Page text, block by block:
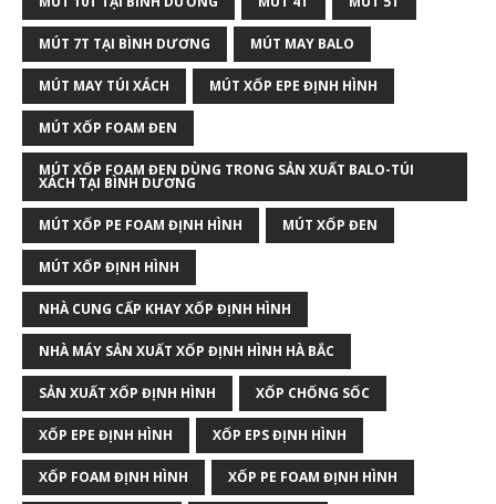
MÚT 7T TẠI BÌNH DƯƠNG MÚT MAY BALO
MÚT MAY TÚI XÁCH MÚT XỐP EPE ĐỊNH HÌNH
MÚT XỐP FOAM ĐEN
MÚT XỐP FOAM ĐEN DÙNG TRONG SẢN XUẤT BALO-TÚI
XÁCH TẠI BÌNH DƯƠNG
MÚT XỐP PE FOAM ĐỊNH HÌNH MÚT XỐP ĐEN
MÚT XỐP ĐỊNH HÌNH
NHÀ CUNG CẤP KHAY XỐP ĐỊNH HÌNH
NHÀ MÁY SẢN XUẤT XỐP ĐỊNH HÌNH HÀ BẮC
SẢN XUẤT XỐP ĐỊNH HÌNH XỐP CHỐNG SỐC
XỐP EPE ĐỊNH HÌNH XỐP EPS ĐỊNH HÌNH
XỐP FOAM ĐỊNH HÌNH XỐP PE FOAM ĐỊNH HÌNH